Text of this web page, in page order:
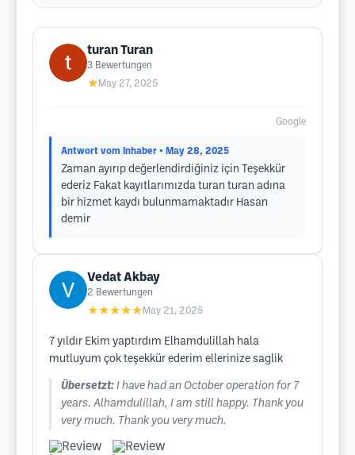
turan Turan
3 Bewertungen
★ May 27, 2025
Google
Antwort vom Inhaber • May 28, 2025
Zaman ayırıp değerlendirdiğiniz için Teşekkür
ederiz Fakat kayıtlarımızda turan turan adına
bir hizmet kaydı bulunmamaktadır Hasan
demir
Vedat Akbay
2 Bewertungen
★★★★★ May 21, 2025
7 yıldır Ekim yaptırdım Elhamdulillah hala
mutluyum çok teşekkür ederim ellerinize saglik
Übersetzt: I have had an October operation for 7
years. Alhamdulillah, I am still happy. Thank you
very much. Thank you very much.